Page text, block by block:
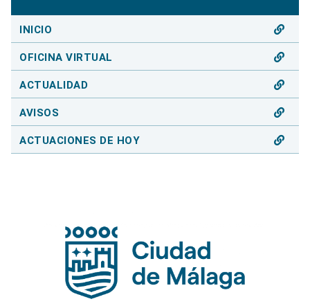
INICIO
OFICINA VIRTUAL
ACTUALIDAD
AVISOS
ACTUACIONES DE HOY